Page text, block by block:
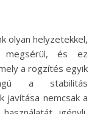
és ez
a rögzítés egyik
a stabilitás
javítása nemcsak a